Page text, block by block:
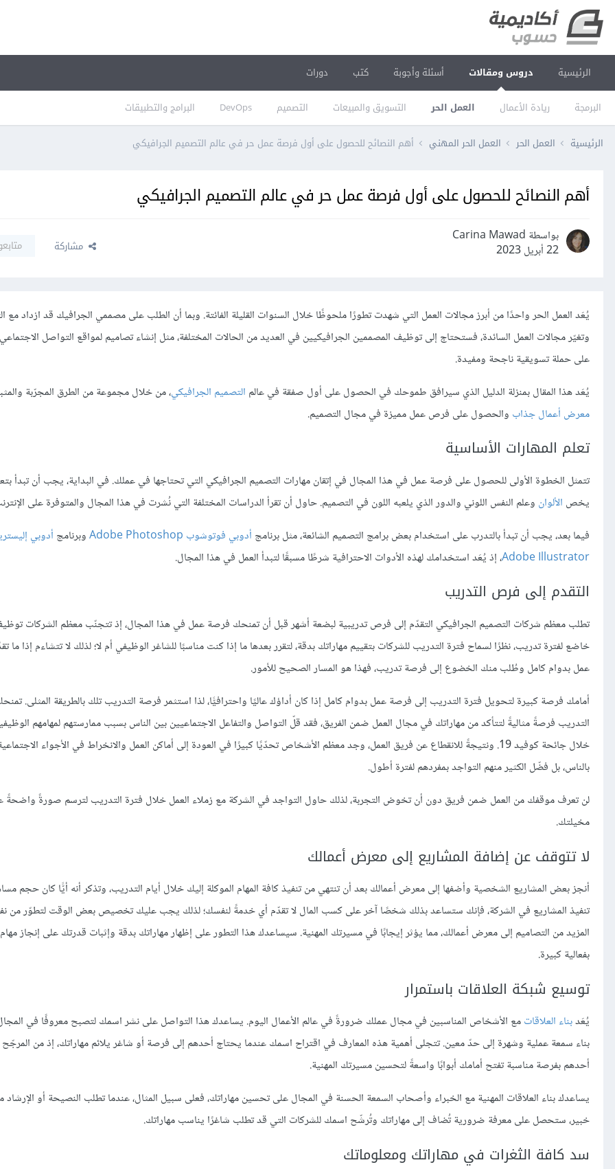
الرئيسية دروس ومقالات
البرمجة ريادة الأعمال العمل الحر التسويق والمبيعات التصميم DevOps البرامج والتطبيقات
أسئلة وأجوبة كتب دورات
الرئيسية العمل الحر العمل الحر المهني أهم النصائح للحصول على أول فرصة عمل حر في عالم التصميم الجرافيكي
أهم النصائح للحصول على أول فرصة عمل حر في عالم التصميم الجرافيكي
بواسطة Carina Mawad
22 أبريل 2023
مشاركة
يُعَد العمل الحر واحدًا من أبرز مجالات العمل التي شهدت تطورًا ملحوظًا خلال السنوات القليلة الفائتة. وبما أن الطلب على مصممي الجرافيك قد ازداد مع
وتغيّر مجالات العمل السائدة، فستحتاج إلى توظيف المصممين الجرافيكيين في العديد من الحالات المختلفة، مثل إنشاء تصاميم لمواقع التواصل
على حملة تسويقية ناجحة ومفيدة.
يُعَد هذا المقال بمنزلة الدليل الذي سيرافق طموحك في الحصول على أول صفقة في عالم التصميم الجرافيكي، من خلال مجموعة من الطرق المجرّبة
معرض أعمال جذاب والحصول على فرص عمل مميزة في مجال التصميم.
تعلم المهارات الأساسية
تتمثل الخطوة الأولى للحصول على فرصة عمل في هذا المجال في إتقان مهارات التصميم الجرافيكي التي تحتاجها في عملك. في البداية، يجب أن تبدأ
يخص الألوان وعلم النفس اللوني والدور الذي يلعبه اللون في التصميم. حاول أن تقرأ الدراسات المختلفة التي نُشرت في هذا المجال والمتوفرة على
فيما بعد، يجب أن تبدأ بالتدرب على استخدام بعض برامج التصميم الشائعة، مثل برنامج أدوبي فوتوشوب Adobe Photoshop وبرنامج أدوبي
Adobe Illustrator، إذ يُعَد استخدامك لهذه الأدوات الاحترافية شرطًا مسبقًا لتبدأ العمل في هذا المجال.
التقدم إلى فرص التدريب
تطلب معظم شركات التصميم الجرافيكي التقدّم إلى فرص تدريبية لبضعة أشهر قبل أن تمنحك فرصة عمل في هذا المجال، إذ تتجنّب معظم الشركات
خاضع لفترة تدريب، نظرًا لسماح فترة التدريب للشركات بتقييم مهاراتك بدقة، لتقرر بعدها ما إذا كنت مناسبًا للشاغر الوظيفي أم لا؛ لذلك لا تتشاءم إذا ما
عمل بدوام كامل وطُلب منك الخضوع إلى فرصة تدريب، فهذا هو المسار الصحيح للأمور.
أمامك فرصة كبيرة لتحويل فترة التدريب إلى فرصة عمل بدوام كامل إذا كان أداؤك عاليًا واحترافيًّا، لذا استثمر فرصة التدريب تلك بالطريقة المثلى.
التدريب فرصةً مثاليةً لتتأكد من مهاراتك في مجال العمل ضمن الفريق، فقد قلّ التواصل والتفاعل الاجتماعيين بين الناس بسبب ممارستهم لمهامهم
خلال جائحة كوفيد 19. ونتيجةً للانقطاع عن فريق العمل، وجد معظم الأشخاص تحدّيًا كبيرًا في العودة إلى أماكن العمل والانخراط في الأجواء
بالناس، بل فضّل الكثير منهم التواجد بمفردهم لفترة أطول.
لن تعرف موقفك من العمل ضمن فريق دون أن تخوض التجربة، لذلك حاول التواجد في الشركة مع زملاء العمل خلال فترة التدريب لترسم صورةً
مخيلتك.
لا تتوقف عن إضافة المشاريع إلى معرض أعمالك
أنجز بعض المشاريع الشخصية وأضفها إلى معرض أعمالك بعد أن تنتهي من تنفيذ كافة المهام الموكلة إليك خلال أيام التدريب، وتذكر أنه أيًّا كان حجم
تنفيذ المشاريع في الشركة، فإنك ستساعد بذلك شخصًا آخر على كسب المال لا تقدّم أي خدمةً لنفسك؛ لذلك يجب عليك تخصيص بعض الوقت لتطوّر
المزيد من التصاميم إلى معرض أعمالك، مما يؤثر إيجابًا في مسيرتك المهنية. سيساعدك هذا التطور على إظهار مهاراتك بدقة وإثبات قدرتك على إنجاز
بفعالية كبيرة.
توسيع شبكة العلاقات باستمرار
يُعَدبناء العلاقاتمع الأشخاص المناسبين في مجال عملك ضرورةً في عالم الأعمال اليوم. يساعدك هذا التواصل على نشر اسمك لتصبح معروفًا في
بناء سمعة عملية وشهرة إلى حدّ معين. تتجلى أهمية هذه المعارف في اقتراح اسمك عندما يحتاج أحدهم إلى فرصة أو شاغر يلائم مهاراتك، إذ من
أحدهم بفرصة مناسبة تفتح أمامك أبوابًا واسعةً لتحسين مسيرتك المهنية.
يساعدك بناء العلاقات المهنية مع الخبراء وأصحاب السمعة الحسنة في المجال على تحسين مهاراتك، فعلى سبيل المثال، عندما تطلب النصيحة أو
خبير، ستحصل على معرفة ضرورية تُضاف إلى مهاراتك وتُرشّح اسمك للشركات التي قد تطلب شاغرًا يناسب مهاراتك.
سد كافة الثغرات في مهاراتك ومعلوماتك